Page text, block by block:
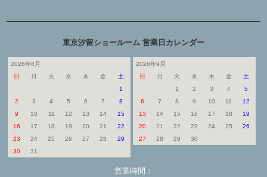
東京汐留ショールーム 営業日カレンダー
2026年8月
日
月 火 水 木 金
土
1
2
3 4 5 6 7
8
9
10 11 12 13 14
15
16
17 18 19 20 21
22
23
24 25 26 27 28
29
30
31
2026年9月
日
月 火 水 木 金
土
1
2 3 4
5
6
7 8 9 10 11
12
13
14 15 16 17 18
19
20
21 22 23 24 25
26
27
28 29 30
営業時間：